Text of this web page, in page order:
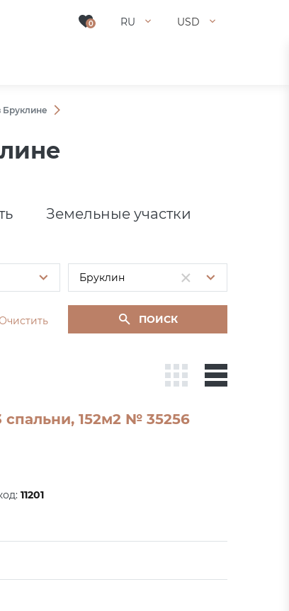
0 RU USD
Земельные участки
ПОИСК
152м2 № 35256
11201